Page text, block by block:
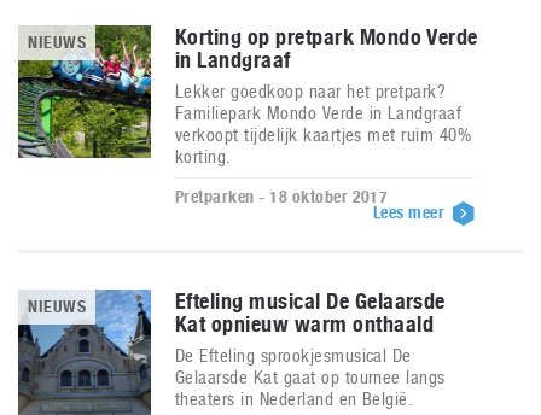
NIEUWS
Korting op pretpark Mondo Verde
in Landgraaf
Lekker goedkoop naar het pretpark?
Familiepark Mondo Verde in Landgraaf
verkoopt tijdelijk kaartjes met ruim 40%
korting.
Pretparken - 18 oktober 2017
Lees meer
NIEUWS
Efteling musical De Gelaarsde
Kat opnieuw warm onthaald
De Efteling sprookjesmusical De
Gelaarsde Kat gaat op tournee langs
theaters in Nederland en België.